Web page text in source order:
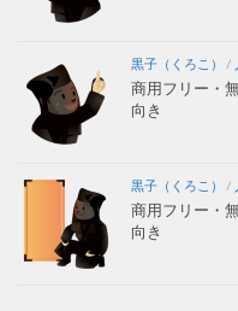
黒子（くろこ） /
商用フリー・
向き
黒子（くろこ） /
商用フリー・
向き